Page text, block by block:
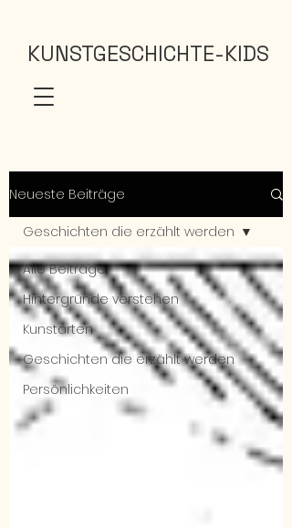
KUNSTGESCHICHTE-KIDS
Neueste Beiträge
Alle Beiträge
Hintergründe verstehen
Kunstarten
Geschichten die erzählt werden
Persönlichkeiten
Geschichten die erzählt werden